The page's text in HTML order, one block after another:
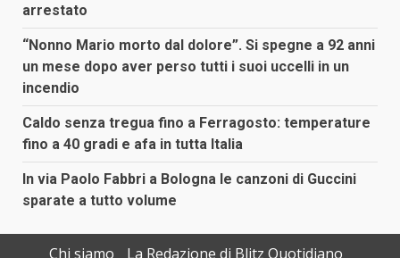
arrestato
“Nonno Mario morto dal dolore”. Si spegne a 92 anni
un mese dopo aver perso tutti i suoi uccelli in un
incendio
Caldo senza tregua fino a Ferragosto: temperature
fino a 40 gradi e afa in tutta Italia
In via Paolo Fabbri a Bologna le canzoni di Guccini
sparate a tutto volume
Chi siamo La Redazione di Blitz Quotidiano